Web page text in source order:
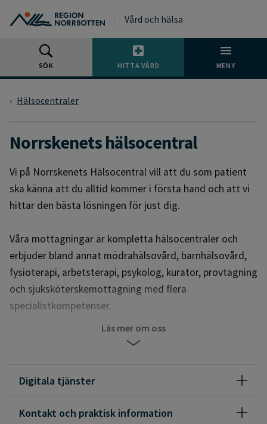
Vård och hälsa
SÖK HITTA VÅRD MENY
Hälsocentraler
Norrskenets hälsocentral
Vi på Norrskenets Hälsocentral vill att du som patient
ska känna att du alltid kommer i första hand och att vi
hittar den bästa lösningen för just dig.
Våra mottagningar är kompletta hälsocentraler och
erbjuder bland annat mödrahälsovård, barnhälsovård,
fysioterapi, arbetsterapi, psykolog, kurator, provtagning
och sjuksköterskemottagning med flera
specialistkompetenser.
Norrskenet är en del av Praktikertjänst och finns på fyra
platser i Kiruna kommun. Alla med samma vårdutbud.
I Kiruna har vi även en snabbmottagning där du själv kan
max 14 dagar. Du behöver inte ringa innan utan bokar själv in
ett besök hos oss via vår hemsida.
Läs mer om oss
Digitala tjänster
Kontakt och praktisk information